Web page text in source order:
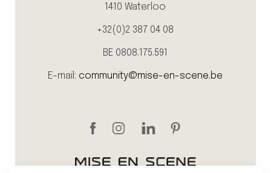
1410 Waterloo
+32(0)2 387 04 08
BE 0808.175.591
E-mail: community@mise-en-scene.be